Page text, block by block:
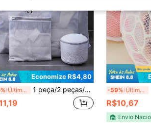
Economize R$4,80
Últimas 6 hrs 1 peça/2 peças/3 peças/4 peças/6 peças, Saco de Lavanderia para Roupas Íntimas, Saco de Lavanderia para Máquina de Lavar, Saco de Lavanderia Grande para Viagem, Anti-Enroscamento/Anti-Pilling/Anti-Fiapos, Separa Efetivamente as Roupas da Parede Interna da Máquina de Lavar e de Outras Roupas, Reduzindo Significativamente o Atrito. Também Bloqueia Fiapos de Outras Roupas, Evitando Contaminação Secundária; Adequado para Suéteres de Lã/Suéteres Tricotados e Outras Roupas Facilmente Deformáveis, Bem como Roupas com Lantejoulas/Contas/Decorações Bordadas, Proporcionando Proteção Eficaz e Evitando Danos às Roupas; -59% Último dia
R$10,67
Envio